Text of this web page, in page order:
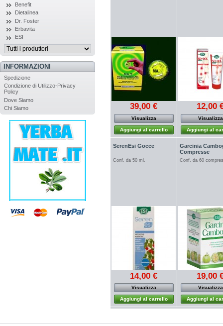
Benefit
Dietalinea
Dr. Foster
Erbavita
ESI
INFORMAZIONI
Spedizione
Condizione di Utilizzo-Privacy
Policy
Dove Siamo
Chi Siamo
39,00 €
Visualizza
Aggiungi al carrello
12,00
Visualizza
Aggiungi al
SerenEsi Gocce
Conf. da 50 ml.
14,00 €
Visualizza
Aggiungi al carrello
Garcinia
Compresse
Conf. da 60
19,00
Visualizza
Aggiungi al